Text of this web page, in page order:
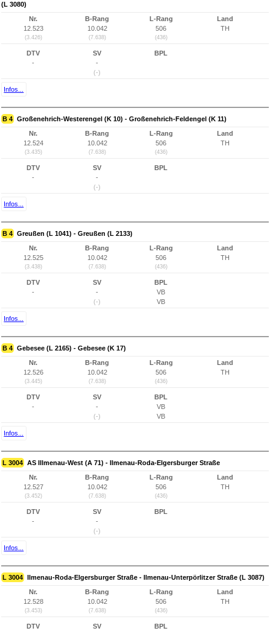
(L 3080)
Nr.
12.523
(3.426)
B-Rang
10.042
(7.638)
L-Rang
506
(436)
Land
TH
DTV
-
SV
-
(-)
BPL
Infos...
B 4 Großenehrich-Westerengel (K 10) - Großenehrich-Feldengel (K 11)
Nr.
12.524
(3.435)
B-Rang
10.042
(7.638)
L-Rang
506
(436)
Land
TH
DTV
-
SV
-
(-)
BPL
Infos...
B 4 Greußen (L 1041) - Greußen (L 2133)
Nr.
12.525
(3.438)
B-Rang
10.042
(7.638)
L-Rang
506
(436)
Land
TH
DTV
-
SV
-
(-)
BPL
VB
VB
Infos...
B 4 Gebesee (L 2165) - Gebesee (K 17)
Nr.
12.526
(3.445)
B-Rang
10.042
(7.638)
L-Rang
506
(436)
Land
TH
DTV
-
SV
-
(-)
BPL
VB
VB
Infos...
L 3004 AS Illmenau-West (A 71) - Ilmenau-Roda-Elgersburger Straße
Nr.
12.527
(3.452)
B-Rang
10.042
(7.638)
L-Rang
506
(436)
Land
TH
DTV
-
SV
-
(-)
BPL
Infos...
L 3004 Ilmenau-Roda-Elgersburger Straße - Ilmenau-Unterpörlitzer Straße (L 3087)
Nr.
12.528
(3.453)
B-Rang
10.042
(7.638)
L-Rang
506
(436)
Land
TH
DTV
SV
BPL